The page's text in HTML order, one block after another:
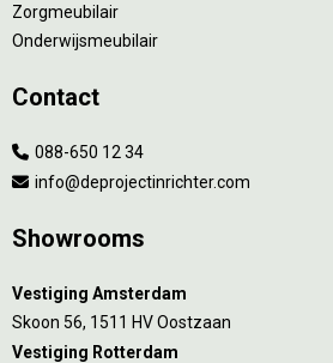
Zorgmeubilair
Onderwijsmeubilair
Contact
088-650 12 34
info@deprojectinrichter.com
Showrooms
Vestiging Amsterdam
Skoon 56, 1511 HV Oostzaan
Vestiging Rotterdam